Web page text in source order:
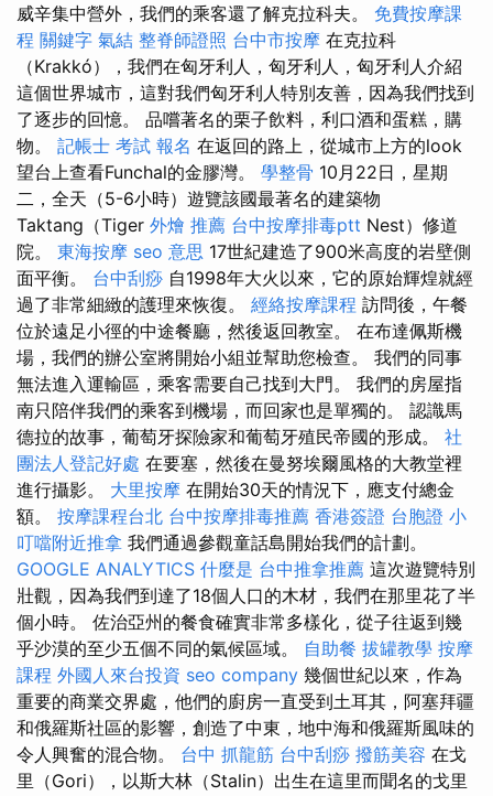
威辛集中營外，我們的乘客還了解克拉科夫。 免費按摩課
程 關鍵字 氣結 整脊師證照 台中市按摩 在克拉科
（Krakkó），我們在匈牙利人，匈牙利人，匈牙利人介紹
這個世界城市，這對我們匈牙利人特別友善，因為我們找到
了逐步的回憶。 品嚐著名的栗子飲料，利口酒和蛋糕，購
物。 記帳士 考試 報名 在返回的路上，從城市上方的look
望台上查看Funchal的金膠灣。 學整骨 10月22日，星期
二，全天（5-6小時）遊覽該國最著名的建築物
Taktang（Tiger 外燴 推薦 台中按摩排毒ptt Nest）修道
院。 東海按摩 seo 意思 17世紀建造了900米高度的岩壁側
面平衡。 台中刮痧 自1998年大火以來，它的原始輝煌就經
過了非常細緻的護理來恢復。 經絡按摩課程 訪問後，午餐
位於遠足小徑的中途餐廳，然後返回教室。 在布達佩斯機
場，我們的辦公室將開始小組並幫助您檢查。 我們的同事
無法進入運輸區，乘客需要自己找到大門。 我們的房屋指
南只陪伴我們的乘客到機場，而回家也是單獨的。 認識馬
德拉的故事，葡萄牙探險家和葡萄牙殖民帝國的形成。 社
團法人登記好處 在要塞，然後在曼努埃爾風格的大教堂裡
進行攝影。 大里按摩 在開始30天的情況下，應支付總金
額。 按摩課程台北 台中按摩排毒推薦 香港簽證 台胞證 小
叮噹附近推拿 我們通過參觀童話島開始我們的計劃。
GOOGLE ANALYTICS 什麼是 台中推拿推薦 這次遊覽特別
壯觀，因為我們到達了18個人口的木材，我們在那里花了半
個小時。 佐治亞州的餐食確實非常多樣化，從子往返到幾
乎沙漠的至少五個不同的氣候區域。 自助餐 拔罐教學 按摩
課程 外國人來台投資 seo company 幾個世紀以來，作為
重要的商業交界處，他們的廚房一直受到土耳其，阿塞拜疆
和俄羅斯社區的影響，創造了中東，地中海和俄羅斯風味的
令人興奮的混合物。 台中 抓龍筋 台中刮痧 撥筋美容 在戈
里（Gori），以斯大林（Stalin）出生在這里而聞名的戈里